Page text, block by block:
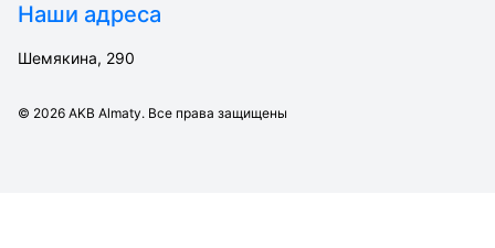
Наши адреса
Шемякина, 290
© 2026 AKB Almaty. Все права защищены